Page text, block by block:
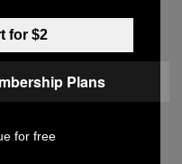
ja nur so eine
so ein richtiger
ideal. Da schießt
Taktik
for $2
Plans
for free